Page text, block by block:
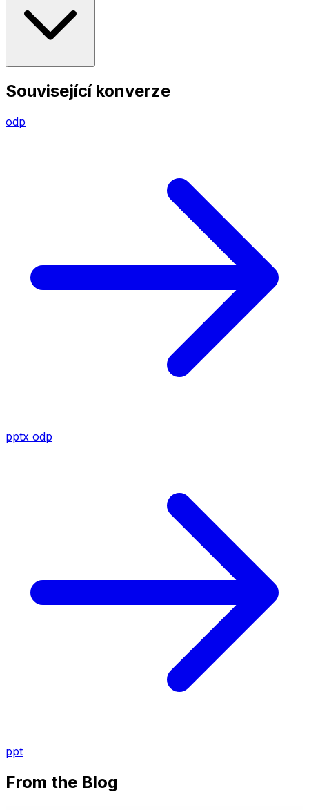
Související konverze
odp
pptx odp
ppt
From the Blog